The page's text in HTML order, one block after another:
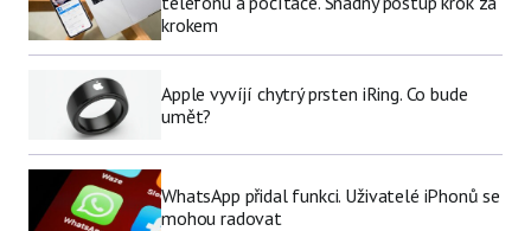
krokem
Apple vyvíjí chytrý prsten iRing. Co bude
umět?
WhatsApp přidal funkci. Uživatelé iPhonů se
mohou radovat